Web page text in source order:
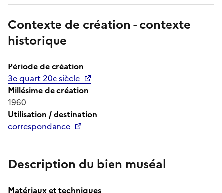
Contexte de création - contexte
historique
Période de création
3e quart 20e siècle
Millésime de création
1960
Utilisation / destination
correspondance
Description du bien muséal
Matériaux et techniques